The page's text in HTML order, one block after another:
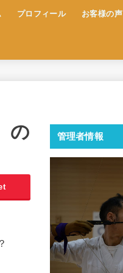
プロフィール お客様の声
の 管理者情報